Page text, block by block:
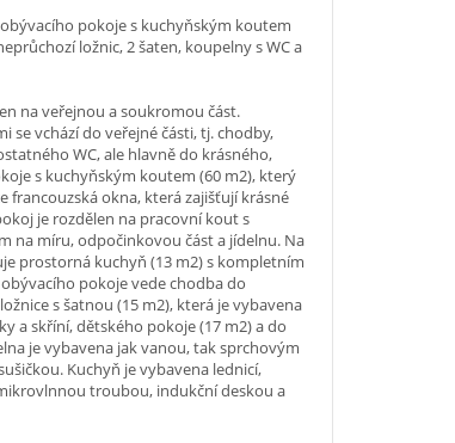
pokoje s kuchyňským koutem
ložnic, 2 šaten, koupelny s WC a
na veřejnou a soukromou část.
se vchází do veřejné části, tj. chodby,
WC, ale hlavně do krásného,
s kuchyňským koutem (60 m2), který
francouzská okna, která zajišťují krásné
je rozdělen na pracovní kout s
na míru, odpočinkovou část a jídelnu. Na
prostorná kuchyň (13 m2) s kompletním
pokoje vede chodba do
s šatnou (15 m2), která je vybavena
a skříní, dětského pokoje (17 m2) a do
je vybavena jak vanou, tak sprchovým
Kuchyň je vybavena lednicí,
troubou, indukční deskou a